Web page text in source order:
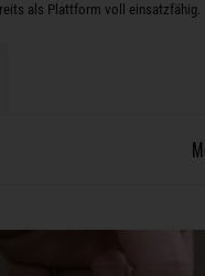
als Plattform voll einsatzfähig.